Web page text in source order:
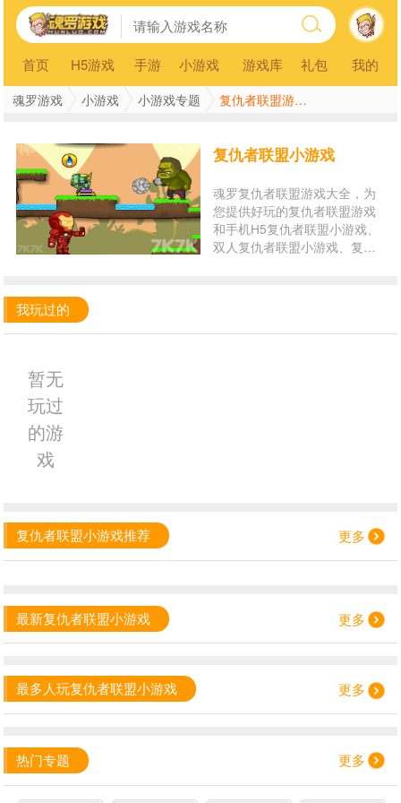
首页 H5游戏 手游 小游戏 游戏库 礼包 我的
魂罗游戏 小游戏 小游戏专题 复仇者联盟游戏大全
复仇者联盟小游戏
魂罗复仇者联盟游戏大全，为
您提供好玩的复仇者联盟游戏
和手机H5复仇者联盟小游戏、
双人复仇者联盟小游戏、复仇
我玩过的
暂无
玩过
的游
戏
复仇者联盟小游戏推荐 更多
最新复仇者联盟小游戏 更多
最多人玩复仇者联盟小游戏 更多
热门专题 更多